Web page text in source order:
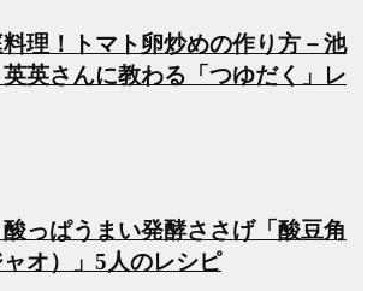
理！トマト卵炒めの作り方－池
英さんに教わる「つゆだく」レ
っぱうまい発酵ささげ「酸豆角
ャオ）」5人のレシピ